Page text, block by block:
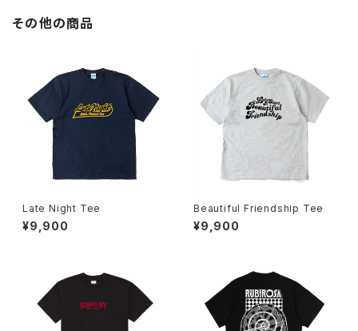
その他の商品
Late Night Tee
¥9,900
Beautiful Friendship Tee
¥9,900